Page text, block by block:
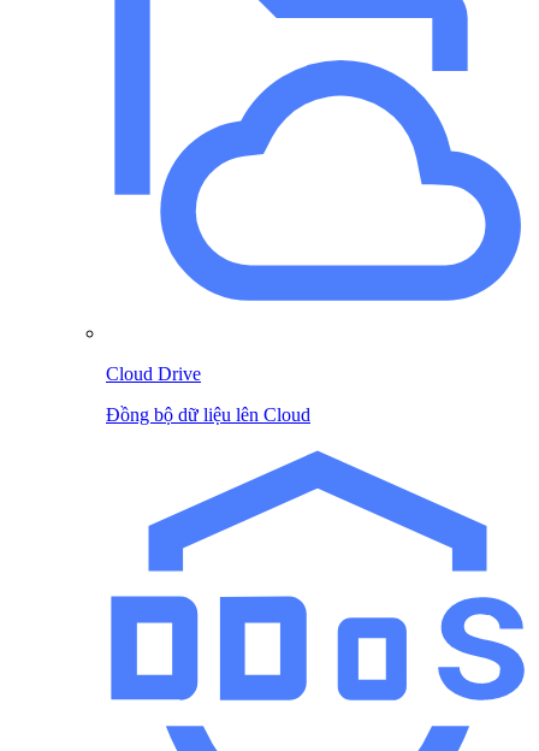
Cloud Drive
Đồng bộ dữ liệu lên Cloud